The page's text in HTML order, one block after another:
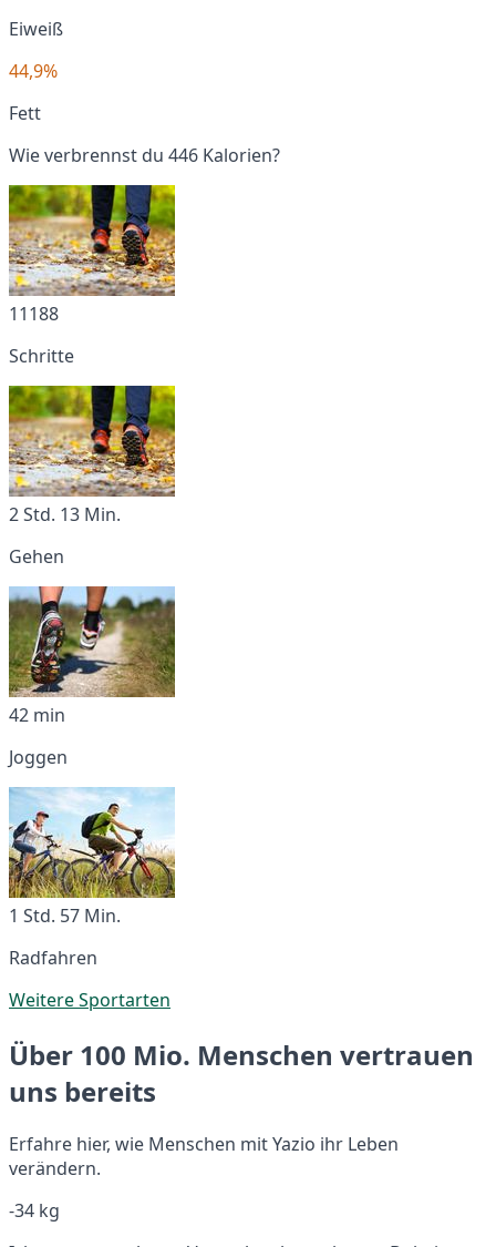
Eiweiß
44,9%
Fett
Wie verbrennst du 446 Kalorien?
11188
Schritte
2 Std. 13 Min.
Gehen
42 min
Joggen
1 Std. 57 Min.
Radfahren
Weitere Sportarten
Über 100 Mio. Menschen vertrauen
uns bereits
Erfahre hier, wie Menschen mit Yazio ihr Leben
verändern.
-34 kg